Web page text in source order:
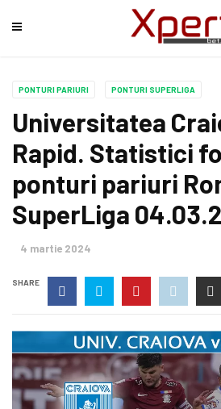
PONTURI PARIURI PONTURI SUPERLIGA
Universitatea
Rapid. Statistici
ponturi pariuri
SuperLiga
4 martie 2024
SHARE